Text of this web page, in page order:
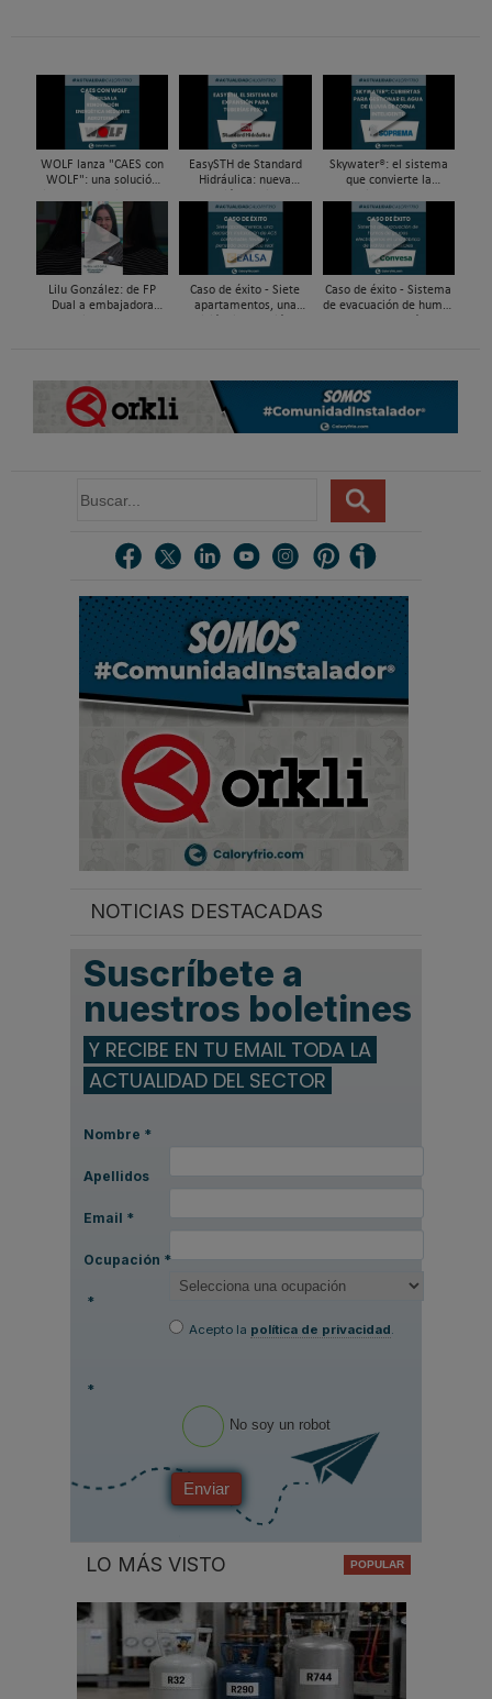
WOLF lanza "CAES con
WOLF": una solución
la renovación energética
mediante...
EasySTH de Standard
Hidráulica: nueva
de expansión para
tuberías PEX
Skywater®: el sistema
que convierte la
infraestructura activa de
gestión del agua...
Lilu González: de FP
Dual a embajadora
Caso de éxito - Siete
apartamentos, una
Caso de éxito - Sistema
de evacuación de humos
u
r
.
NOTICIAS DESTACADAS
Suscríbete a
nuestros boletines
Y RECIBE EN TU EMAIL TODA LA
ACTUALIDAD DEL SECTOR
Nombre *
Apellidos
Email *
Ocupación *
*
Acepto la política de privacidad
*
No soy un robot
Enviar
LO MÁS VISTO